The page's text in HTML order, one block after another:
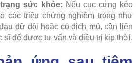
sức khỏe: Nếu cục cứng kéo
các triệu chứng nghiêm trọng như
dữ dội hoặc có dịch mủ, cần liên
sĩ để được tư vấn và điều trị kịp thời.